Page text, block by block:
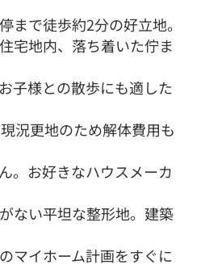
で徒歩約2分の好立地。
宅地内、落ち着いた佇ま
子様との散歩にも適した
況更地のため解体費用も
。お好きなハウスメーカ
ない平坦な整形地。建築
マイホーム計画をすぐに